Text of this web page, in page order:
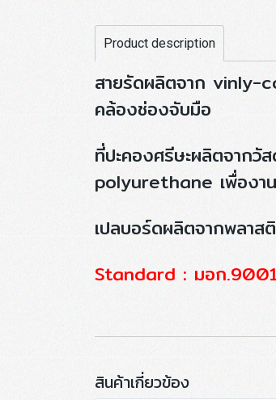
Product description
สายรัดผลิตจาก vinly-
คล้องช่องจับมือ
ที่ปะคองศรีษะผลิตจากวั
polyurethane เพื่องาน
เปลบอร์ดผลิตจากพลา
Standard : มอก
สินค้าเกี่ยวข้อง